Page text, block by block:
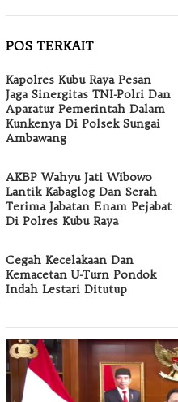
POS TERKAIT
Kapolres Kubu Raya Pesan
Jaga Sinergitas TNI-Polri Dan
Aparatur Pemerintah Dalam
Kunkenya Di Polsek Sungai
Ambawang
AKBP Wahyu Jati Wibowo
Lantik Kabaglog Dan Serah
Terima Jabatan Enam Pejabat
Di Polres Kubu Raya
Cegah Kecelakaan Dan
Kemacetan U-Turn Pondok
Indah Lestari Ditutup